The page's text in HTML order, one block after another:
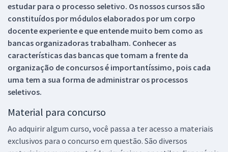
estudar para o processo seletivo. Os nossos cursos são
constituídos por módulos elaborados por um corpo
docente experiente e que entende muito bem como as
bancas organizadoras trabalham. Conhecer as
características das bancas que tomam a frente da
organização de concursos é importantíssimo, pois cada
uma tem a sua forma de administrar os processos
seletivos.
Material para concurso
Ao adquirir algum curso, você passa a ter acesso a materiais
exclusivos para o concurso em questão. São diversos